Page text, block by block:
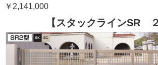
￥2,141,000
【スタックラインSR ２